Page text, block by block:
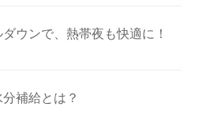
ウンで、熱帯夜も快適に！
補給とは？